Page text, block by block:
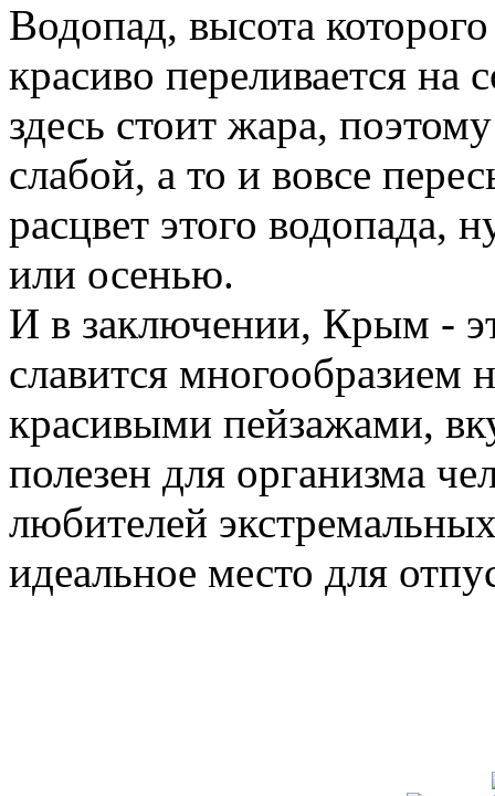
Водопад, высота
красиво переливается
здесь стоит жара,
слабой, а то и вовсе
расцвет этого водопада,
или осенью.
И в заключении, Крым -
славится многообразием
красивыми пейзажами,
полезен для организма
любителей
идеальное место для